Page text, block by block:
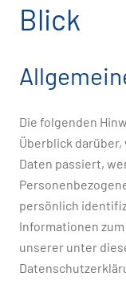
Blick
Die folgenden
Überblick
Daten passiert,
persönlich
Informationen
unserer unter